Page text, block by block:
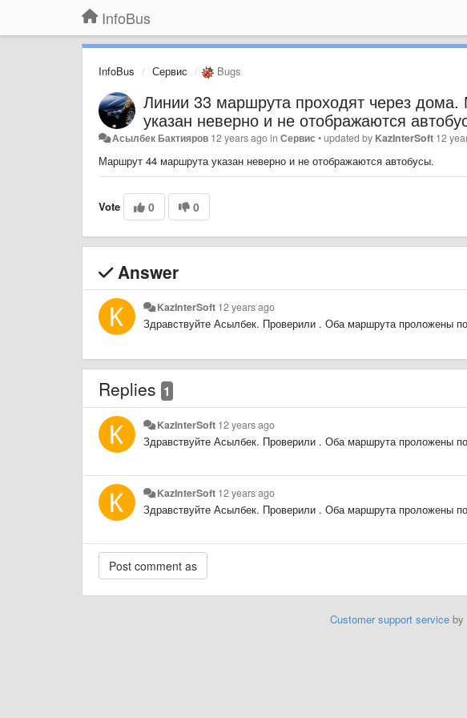
InfoBus
InfoBus Сервис Bugs
Линии 33 маршрута проходят через
указан неверно и не отображаются
Асылбек Бактияров 12 years agoinСервис •updated by KazInterSoft 12
Маршрут 44 маршрута указан неверно и не отображаются автобусы.
Vote 0 0
Answer
KazInterSoft 12 years ago
Здравствуйте Асылбек. Проверили . Оба маршрута проложены
Replies 1
KazInterSoft 12 years ago
Здравствуйте Асылбек. Проверили . Оба маршрута проложены
KazInterSoft 12 years ago
Здравствуйте Асылбек. Проверили . Оба маршрута проложены
Customer support serviceby